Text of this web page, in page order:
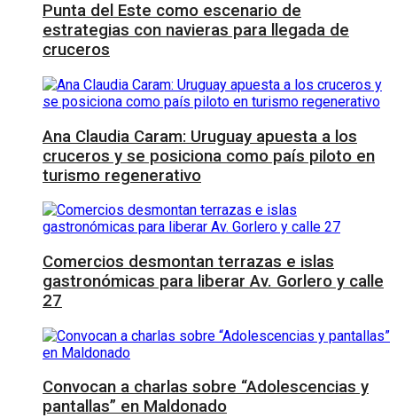
Punta del Este como escenario de
estrategias con navieras para llegada de
cruceros
Ana Claudia Caram: Uruguay apuesta a los
cruceros y se posiciona como país piloto en
turismo regenerativo
Comercios desmontan terrazas e islas
gastronómicas para liberar Av. Gorlero y calle
27
Convocan a charlas sobre “Adolescencias y
pantallas” en Maldonado